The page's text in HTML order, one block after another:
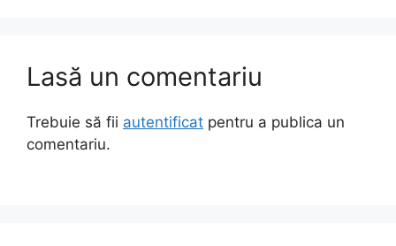
Lasă un comentariu
Trebuie să fii autentificat pentru a publica un
comentariu.